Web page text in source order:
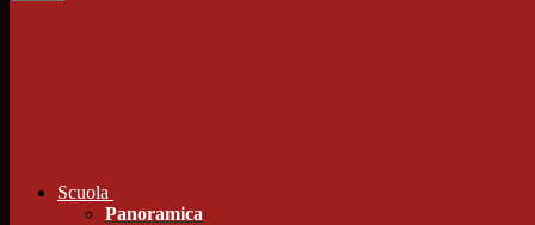
Scuola
Panoramica